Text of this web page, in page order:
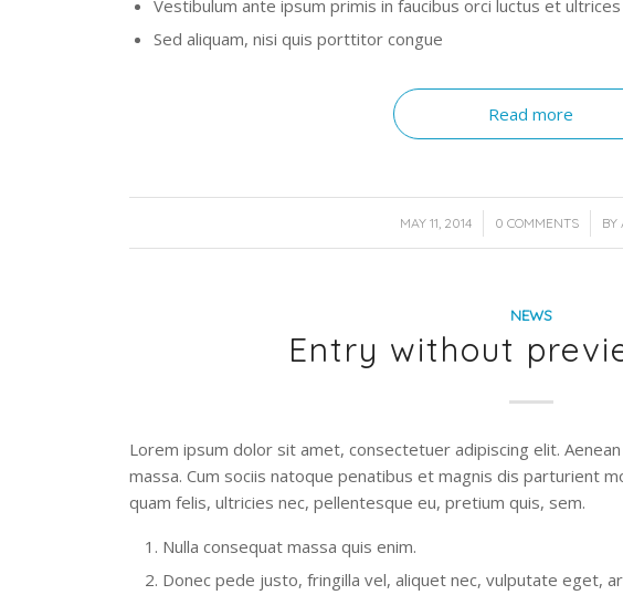
Vestibulum ante ipsum primis in faucibus orci luctus et
Sed aliquam, nisi quis porttitor congue
Read more
MAY 11, 2014
/ 0 COMMENTS
/ BY
NEWS
Entry without
Lorem ipsum dolor sit amet, consectetuer adipiscing elit.
massa. Cum sociis natoque penatibus et magnis dis parturient
quam felis, ultricies nec, pellentesque eu, pretium quis, sem.
Nulla consequat massa quis enim.
Donec pede justo, fringilla vel, aliquet nec, vulputate eget,